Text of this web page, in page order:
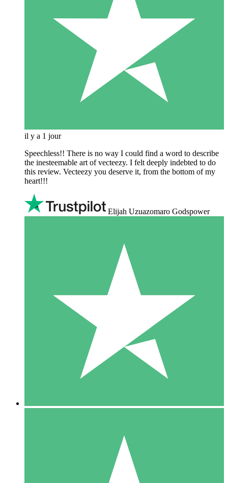
il y a 1 jour
Speechless!! There is no way I could find a word to describe
the inesteemable art of vecteezy. I felt deeply indebted to do
this review. Vecteezy you deserve it, from the bottom of my
heart!!!
Elijah Uzuazomaro Godspower